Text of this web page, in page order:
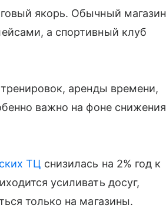
якорь. Обычный магазин
а спортивный клуб
аренды времени,
важно на фоне снижения
ТЦ снизилась на 2% год к
усиливать досуг,
только на магазины.